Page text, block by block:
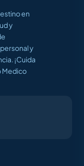
en
y
y
¡Cuida
Medico